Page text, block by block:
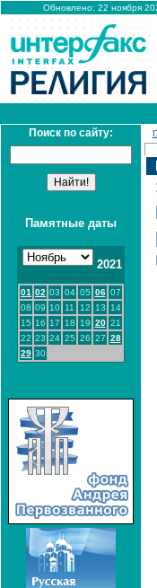
Обновлено: 22 ноября
Поиск по сайту:
Памятные даты
2021
01 02 03 04 05 06 07
08 09 10 11 12 13
14
15 16 17 18 19 20 21
22 23 24 25 26 27 28
29 30